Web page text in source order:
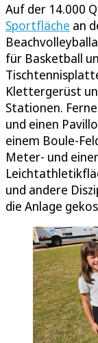
Auf der 14.000
Sportfläche an
für Basketball
Klettergerüst
Stationen.
und einen
einem Boule-
Meter- und
und andere
die Anlage